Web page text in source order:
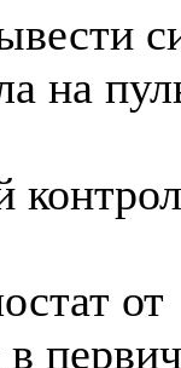
на
от
в